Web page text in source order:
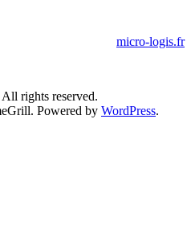
micro-logis.fr
All rights reserved.
Powered by WordPress.